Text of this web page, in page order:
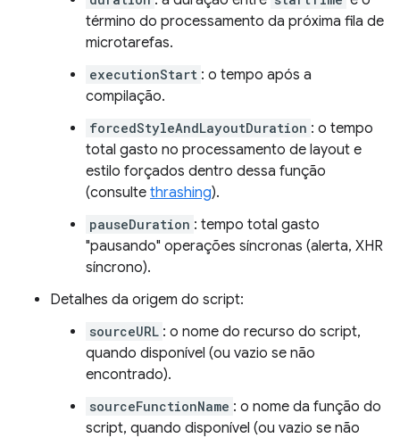
término do processamento da próxima fila de
microtarefas.
executionStart : o tempo após a
compilação.
forcedStyleAndLayoutDuration : o tempo
total gasto no processamento de layout e
estilo forçados dentro dessa função
(consulte thrashing).
pauseDuration : tempo total gasto
"pausando" operações síncronas (alerta, XHR
síncrono).
Detalhes da origem do script:
sourceURL : o nome do recurso do script,
quando disponível (ou vazio se não
encontrado).
sourceFunctionName : o nome da função do
script, quando disponível (ou vazio se não